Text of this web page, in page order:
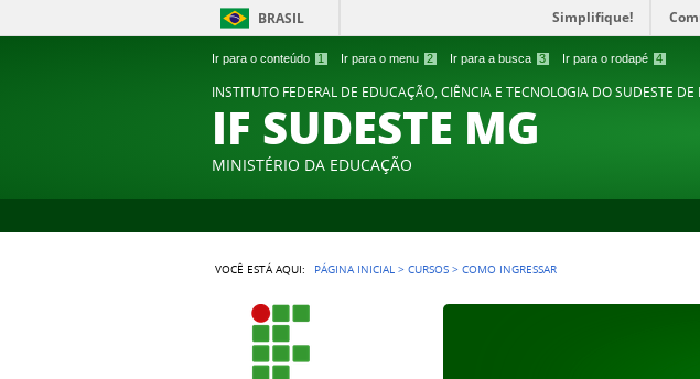
Ir para o conteúdo 1 Ir para o menu 2 Ir para a busca 3 Ir para o rodapé 4
BRASIL Simplifique!
INSTITUTO FEDERAL DE EDUCAÇÃO, CIÊNCIA E TECNOLOGIA DO SUDESTE DE
IF SUDESTE MG
MINISTÉRIO DA EDUCAÇÃO
VOCÊ ESTÁ AQUI: PÁGINA INICIAL >CURSOS >COMO INGRESSAR